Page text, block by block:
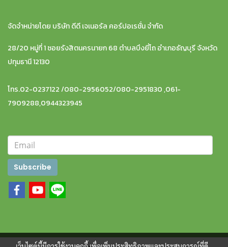
จัดจำหน่ายโดย บริษัท ดีดี เจเนอรัล คอร์ปอเรชั่น จำกัด
28/20 หมู่ที่ 1 ซอยรังสิตนครนายก 68 ตำบลบึงยี่โถ อำเภอธัญบุรี จังหวัด
ปทุมธานี 12130
โทร.02-0237122 /080-2956052/080-2951830 ,061-
7909288,0944323945
Subscribe